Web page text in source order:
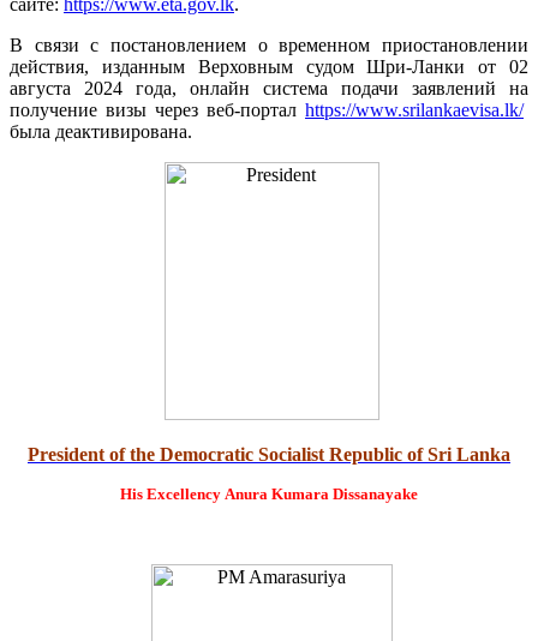
В связи с постановлением о временном приостановлении
действия, изданным Верховным судом Шри-Ланки от 02
августа 2024 года, онлайн система подачи заявлений на
получение визы через веб-портал https://www.srilankaevisa.lk/
была деактивирована.
President of the Democratic Socialist Republic of Sri Lanka
His Excellency Anura Kumara Dissanayake